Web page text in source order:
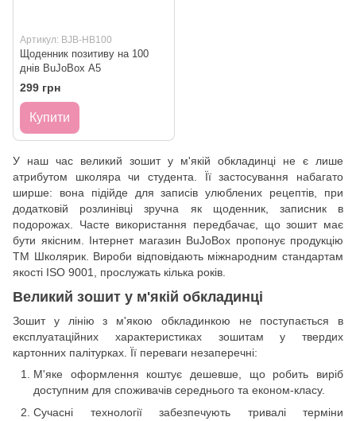
Артикул: BJB-HB100
Щоденник позитиву на 100
днів BuJoBox А5
299 грн
Купити
У наш час великий зошит у м'якій обкладинці не є лише
атрибутом школяра чи студента. Її застосування набагато
ширше: вона підійде для записів улюблених рецептів, при
додатковій розлинівці зручна як щоденник, записник в
подорожах. Часте використання передбачає, що зошит має
бути якісним. Інтернет магазин BuJoBox пропонує продукцію
ТМ Школярик. Вироби відповідають міжнародним стандартам
якості ISO 9001, прослужать кілька років.
Великий зошит у м'якій обкладинці
Зошит у лінію з м'якою обкладинкою не поступається в
експлуатаційних характеристиках зошитам у твердих
картонних палітурках. Її переваги незаперечні:
М'яке оформлення коштує дешевше, що робить виріб
доступним для споживачів середнього та економ-класу.
Сучасні технології забезпечують тривалі терміни